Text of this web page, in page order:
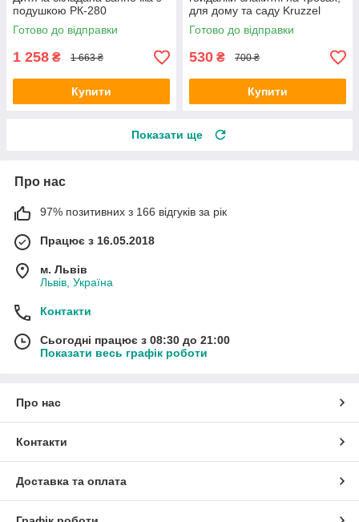
подушкою РК-280
Готово до відправки
1 258 ₴ 1 663 ₴
Купити
для дому та саду Kruzzel
25446
Готово до відправки
530 ₴ 700 ₴
Купити
Показати ще
Про нас
97% позитивних з 166 відгуків за рік
Працює з 16.05.2018
м. Львів
Львів, Україна
Контакти
Сьогодні працює з 08:30 до 21:00
Показати весь графік роботи
Про нас
Контакти
Доставка та оплата